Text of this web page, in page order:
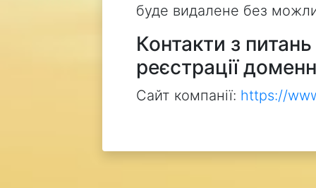
буде видалене без
Контакти з
реєстрації
Сайт компанії: https://